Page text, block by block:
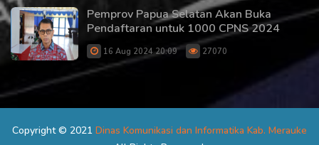
Pemprov Papua Selatan Akan Buka
Pendaftaran untuk 1000 CPNS 2024
16 Aug 2024 20:09 27070
Copyright © 2021 Dinas Komunikasi dan Informatika Kab. Merauke